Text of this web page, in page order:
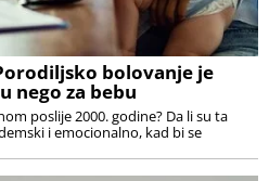
bolovanje je
nego za bebu
poslije 2000. godine? Da li su ta
i emocionalno, kad bi se